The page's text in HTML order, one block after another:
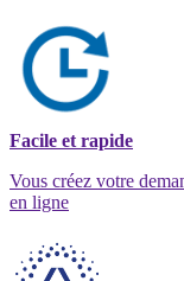
Facile et rapide
Vous créez votre
en ligne